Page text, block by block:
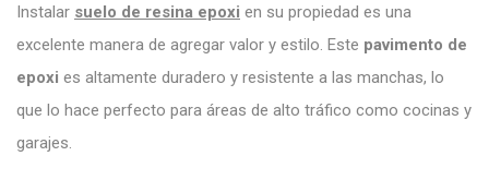
Instalar suelo de resina epoxi en su propiedad es una
excelente manera de agregar valor y estilo. Este pavimento de
epoxi es altamente duradero y resistente a las manchas, lo
que lo hace perfecto para áreas de alto tráfico como cocinas y
garajes.